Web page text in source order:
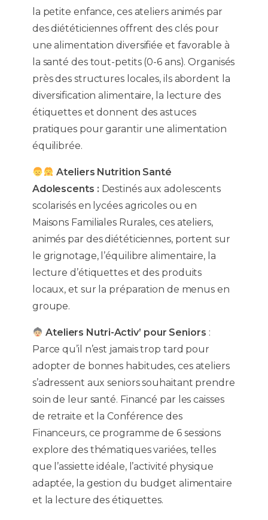
la petite enfance, ces ateliers animés par
des diététiciennes offrent des clés pour
une alimentation diversifiée et favorable à
la santé des tout-petits (0-6 ans). Organisés
près des structures locales, ils abordent la
diversification alimentaire, la lecture des
étiquettes et donnent des astuces
pratiques pour garantir une alimentation
équilibrée.
Ateliers Nutrition Santé
Adolescents : Destinés aux adolescents
scolarisés en lycées agricoles ou en
Maisons Familiales Rurales, ces ateliers,
animés par des diététiciennes, portent sur
le grignotage, l’équilibre alimentaire, la
lecture d’étiquettes et des produits
locaux, et sur la préparation de menus en
groupe.
Ateliers Nutri-Activ’ pour Seniors :
Parce qu’il n’est jamais trop tard pour
adopter de bonnes habitudes, ces ateliers
s’adressent aux seniors souhaitant prendre
soin de leur santé. Financé par les caisses
de retraite et la Conférence des
Financeurs, ce programme de 6 sessions
explore des thématiques variées, telles
que l’assiette idéale, l’activité physique
adaptée, la gestion du budget alimentaire
et la lecture des étiquettes.